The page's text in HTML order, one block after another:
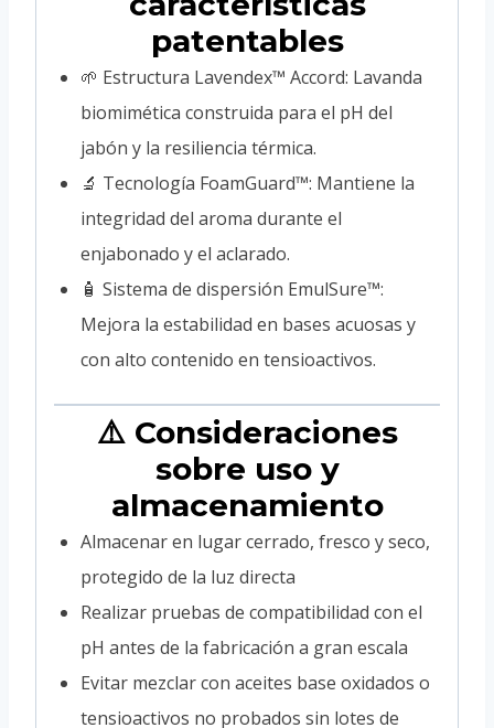
patentables
🌱 Estructura Lavendex™ Accord: Lavanda
biomimética construida para el pH del
jabón y la resiliencia térmica.
🔬 Tecnología FoamGuard™: Mantiene la
integridad del aroma durante el
enjabonado y el aclarado.
🧴 Sistema de dispersión EmulSure™:
Mejora la estabilidad en bases acuosas y
con alto contenido en tensioactivos.
⚠️ Consideraciones
sobre uso y
almacenamiento
Almacenar en lugar cerrado, fresco y seco,
protegido de la luz directa
Realizar pruebas de compatibilidad con el
pH antes de la fabricación a gran escala
Evitar mezclar con aceites base oxidados o
tensioactivos no probados sin lotes de